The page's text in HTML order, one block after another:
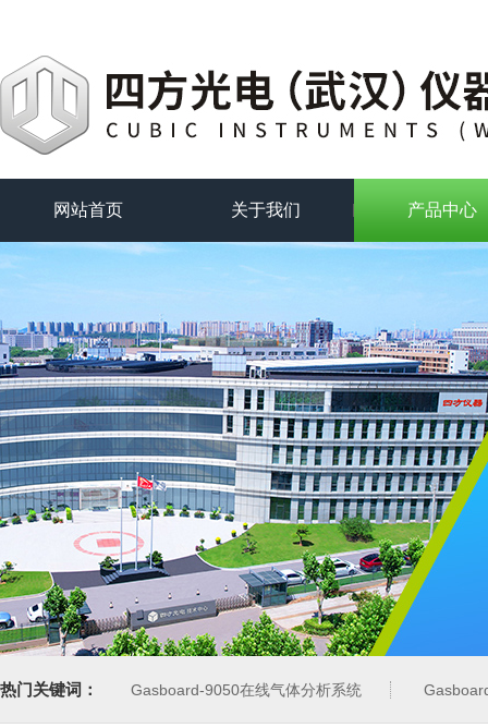
网站首页 关于我们 产品中心
热门关键词： Gasboard-9050在线气体分析系统